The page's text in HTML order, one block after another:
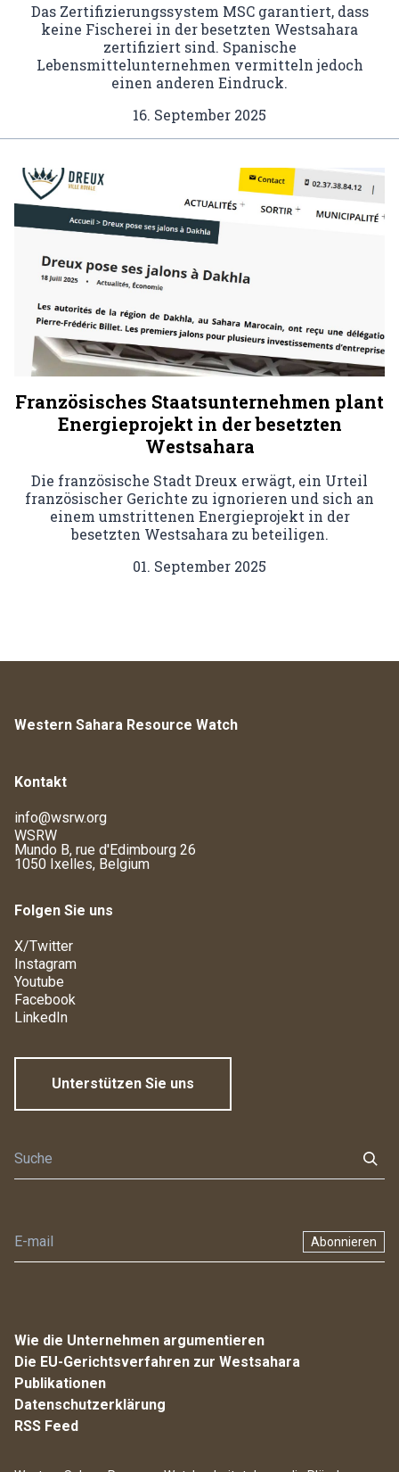
Das Zertifizierungssystem MSC garantiert, dass
keine Fischerei in der besetzten Westsahara
zertifiziert sind. Spanische
Lebensmittelunternehmen vermitteln jedoch
einen anderen Eindruck.
16. September 2025
Französisches Staatsunternehmen plant
Energieprojekt in der besetzten
Westsahara
Die französische Stadt Dreux erwägt, ein Urteil
französischer Gerichte zu ignorieren und sich an
einem umstrittenen Energieprojekt in der
besetzten Westsahara zu beteiligen.
01. September 2025
Western Sahara Resource Watch
Kontakt
info@wsrw.org
WSRW
Mundo B, rue d'Edimbourg 26
1050 Ixelles, Belgium
Folgen Sie uns
X/Twitter
Instagram
Youtube
Facebook
LinkedIn
Unterstützen Sie uns
Abonnieren
Wie die Unternehmen argumentieren
Die EU-Gerichtsverfahren zur Westsahara
Publikationen
Datenschutzerklärung
RSS Feed